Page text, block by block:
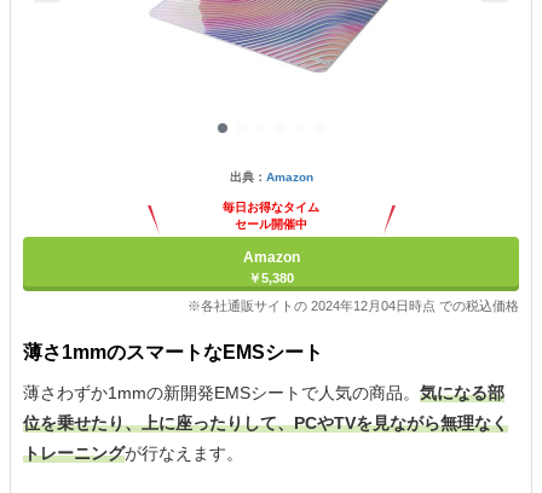
出典： Amazon
毎日お得なタイム
セール開催中
Amazon
￥5,380
※各社通販サイトの 2024年12月04日時点 での税込価格
薄さ1mmのスマートなEMSシート
薄さわずか1mmの新開発EMSシートで人気の商品。 気になる部
位を乗せたり、上に座ったりして、PCやTVを見ながら無理なく
トレーニングが行なえます。